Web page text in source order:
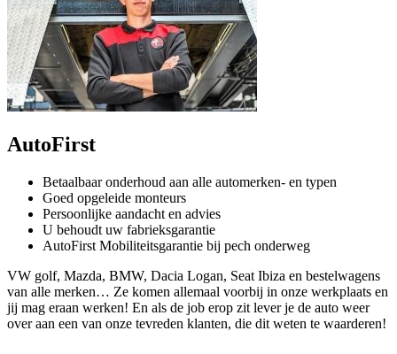
AutoFirst
Betaalbaar onderhoud aan alle automerken- en typen
Goed opgeleide monteurs
Persoonlijke aandacht en advies
U behoudt uw fabrieksgarantie
AutoFirst Mobiliteitsgarantie bij pech onderweg
VW golf, Mazda, BMW, Dacia Logan, Seat Ibiza en bestelwagens
van alle merken… Ze komen allemaal voorbij in onze werkplaats en
jij mag eraan werken! En als de job erop zit lever je de auto weer
over aan een van onze tevreden klanten, die dit weten te waarderen!